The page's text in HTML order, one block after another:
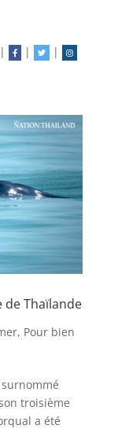
| |
de Thaïlande
, Pour bien
troisième
a été